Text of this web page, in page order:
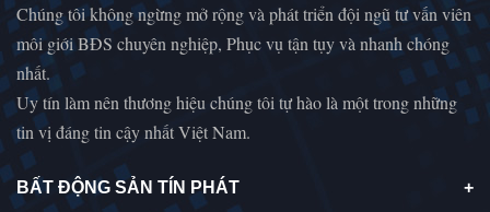
Chúng tôi không ngừng mở rộng và phát triển đội ngũ tư vấn viên
môi giới BĐS chuyên nghiệp, Phục vụ tận tụy và nhanh chóng
nhất.
Uy tín làm nên thương hiệu chúng tôi tự hào là một trong những
tin vị đáng tin cậy nhất Việt Nam.
BẤT ĐỘNG SẢN TÍN PHÁT